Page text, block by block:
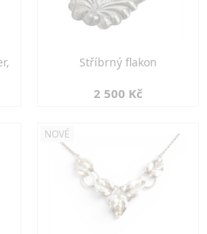
Stříbrný flakon
2 500 Kč
NOVÉ